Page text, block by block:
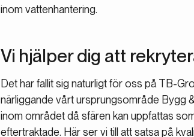
inom vattenhantering.
Vi hjälper dig att
Det har fallit sig naturligt för oss på TB-
närliggande vårt ursprungsområde Bygg
inom området då sfären kan uppfattas
eftertraktade. Här ser vi till att satsa på